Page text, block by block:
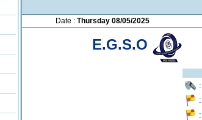
Date : Thursday 08/05/2025
E.G.S.O
:
:
: